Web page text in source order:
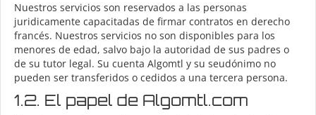
Nuestros servicios son reservados a las personas
juridicamente capacitadas de firmar contratos en derecho
francés. Nuestros servicios no son disponibles para los
menores de edad, salvo bajo la autoridad de sus padres o
de su tutor legal. Su cuenta Algomtl y su seudónimo no
pueden ser transferidos o cedidos a una tercera persona.
1.2. El papel de Algomtl.com